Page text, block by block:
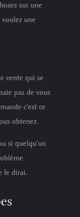
sur une
une
vente qui se
pas de vous
c'est ce
obtenez.
si quelqu'un
le dirai.